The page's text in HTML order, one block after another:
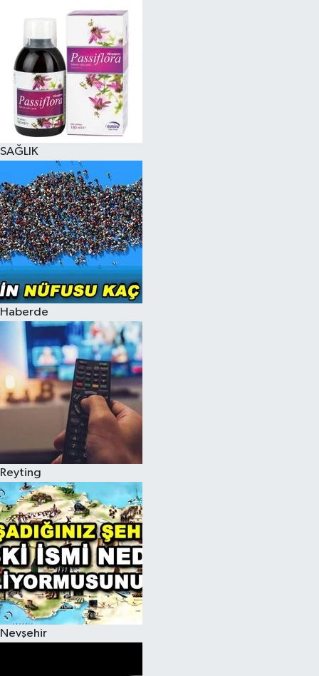
SAĞLIK
Haberde
Reyting
Nevşehir